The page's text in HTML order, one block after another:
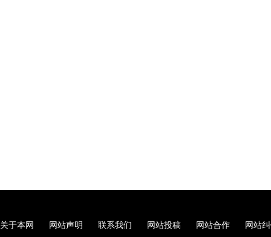
关于本网 网站声明 联系我们 网站投稿 网站合作 网站